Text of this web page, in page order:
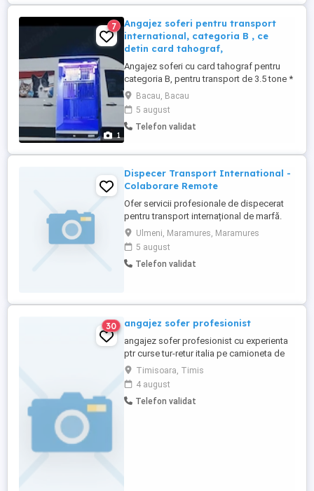
1
7
Angajez soferi pentru transport
international, categoria B , ce
detin card tahograf,
Angajez soferi cu card tahograf pentru
categoria B, pentru transport de 3.5 tone *
transport international de animale de
companie * România- Germania * plecare
săptămânală
Bacau, Bacau
5 august
Telefon validat
Dispecer Transport International -
Colaborare Remote
Ofer servicii profesionale de dispecerat
pentru transport internațional de marfă.
Servicii: planificare curse internaționale;
găsire încărcări și optimizare kilometri;
comunicare permanentă cu șoferii; relația
cu casele de expediții și clienții;
Ulmeni, Maramures, Maramures
5 august
Telefon validat
30 angajez sofer profesionist
angajez sofer profesionist cu experienta
ptr curse tur-retur italia pe camioneta de
7,5 preferabil cunascator de limba italiana
sau engleza cu domiciliul in timisoara sau
inprejurimi.Preferabil cu recomandare de
la ultimul loc de munca.
Timisoara, Timis
4 august
Telefon validat